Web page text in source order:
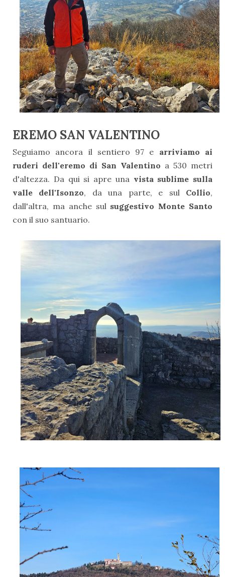
EREMO SAN VALENTINO
Seguiamo ancora il sentiero 97 e arriviamo ai
ruderi dell'eremo di San Valentino a 530 metri
d'altezza. Da qui si apre una vista sublime sulla
valle dell'Isonzo, da una parte, e sul Collio,
dall'altra, ma anche sul suggestivo Monte Santo
con il suo santuario.